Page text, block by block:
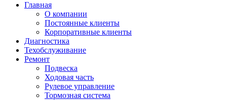
Главная
О компании
Постоянные клиенты
Корпоративные клиенты
Диагностика
Техобслуживание
Ремонт
Подвеска
Ходовая часть
Рулевое управление
Тормозная система